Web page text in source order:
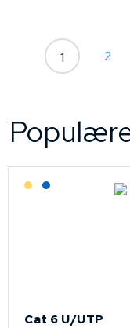
1 2
Lagerført: Grossist
Lagerført:
Cat 6 U/UTP